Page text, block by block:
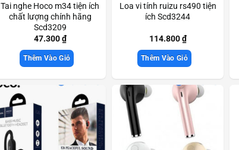
Tai nghe Hoco m34 tiện ích
chất lượng chính hãng
Scd3209
47.300₫
Thêm Vào Giỏ
Loa vi tính ruizu rs490 tiện
ích Scd3244
114.800₫
Thêm Vào Giỏ